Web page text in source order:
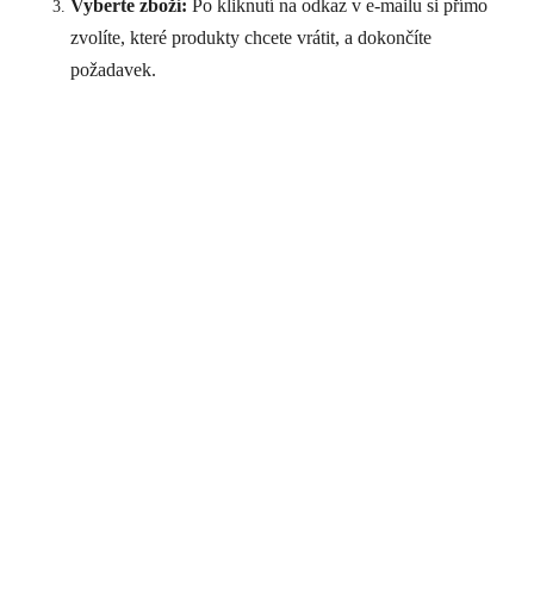
Vyberte zboží: Po kliknutí na odkaz v e-mailu si přímo
zvolíte, které produkty chcete vrátit, a dokončíte
požadavek.